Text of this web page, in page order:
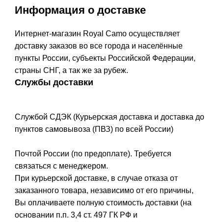
Информация о доставке
Интернет-магазин Royal Camo осуществляет
доставку заказов во все города и населённые
пункты России, субъекты Российской Федерации,
страны СНГ, а так же за рубеж.
Службы доставки
Службой СДЭК (Курьерская доставка и доставка до
пунктов самовывоза (ПВЗ) по всей России)
Почтой России (по предоплате). Требуется
связаться с менеджером.
При курьерской доставке, в случае отказа от
заказанного товара, независимо от его причины,
Вы оплачиваете полную стоимость доставки (на
основании п.п. 3,4 ст. 497 ГК РФ и